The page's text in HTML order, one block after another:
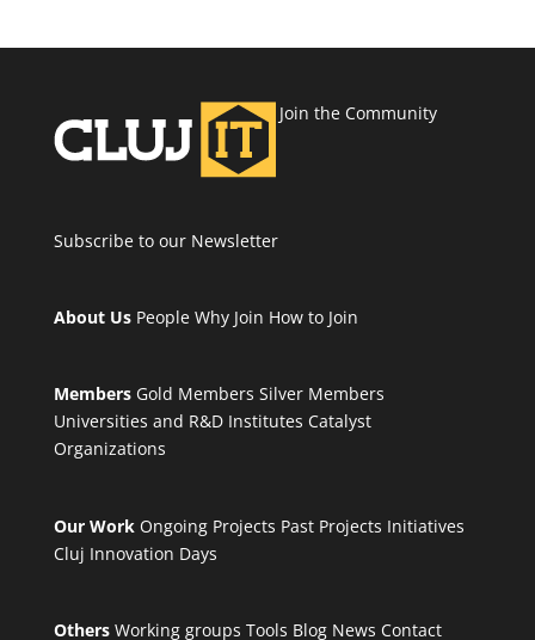
Join the Community
Subscribe to our Newsletter
About Us People Why Join How to Join
Members Gold Members Silver Members
Universities and R&D Institutes Catalyst
Organizations
Our Work Ongoing Projects Past Projects Initiatives
Cluj Innovation Days
Others Working groups Tools Blog News Contact